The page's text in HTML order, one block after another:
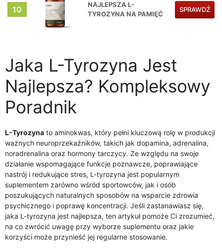
10
NAJLEPSZA L-
TYROZYNA NA PAMIĘĆ
SPRAWDŹ
Jaka L-Tyrozyna Jest
Najlepsza? Kompleksowy
Poradnik
L-Tyrozyna to aminokwas, który pełni kluczową rolę w produkcji
ważnych neuroprzekaźników, takich jak dopamina, adrenalina,
noradrenalina oraz hormony tarczycy. Ze względu na swoje
działanie wspomagające funkcje poznawcze, poprawiające
nastrój i redukujące stres, L-tyrozyna jest popularnym
suplementem zarówno wśród sportowców, jak i osób
poszukujących naturalnych sposobów na wsparcie zdrowia
psychicznego i poprawę koncentracji. Jeśli zastanawiasz się,
jaka L-tyrozyna jest najlepsza, ten artykuł pomoże Ci zrozumieć,
na co zwrócić uwagę przy wyborze suplementu oraz jakie
korzyści może przynieść jej regularne stosowanie.